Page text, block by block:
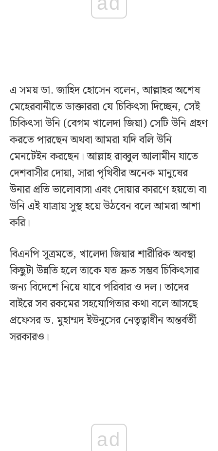
এ সময় ডা. জাহিদ হোসেন বলেন, আল্লাহর অশেষ
মেহেরবানীতে ডাক্তাররা যে চিকিৎসা দিচ্ছেন, সেই
চিকিৎসা উনি (বেগম খালেদা জিয়া) সেটি উনি গ্রহণ
করতে পারছেন অথবা আমরা যদি বলি উনি
মেনটেইন করছেন। আল্লাহ রাব্বুল আলামীন যাতে
দেশবাসীর দোয়া, সারা পৃথিবীর অনেক মানুষের
উনার প্রতি ভালোবাসা এবং দোয়ার কারণে হয়তো বা
উনি এই যাত্রায় সুস্থ হয়ে উঠবেন বলে আমরা আশা
করি।
বিএনপি সূত্রমতে, খালেদা জিয়ার শারীরিক অবস্থা
কিছুটা উন্নতি হলে তাকে যত দ্রুত সম্ভব চিকিৎসার
জন্য বিদেশে নিয়ে যাবে পরিবার ও দল। তাদের
বাইরে সব রকমের সহযোগিতার কথা বলে আসছে
প্রফেসর ড. মুহাম্মদ ইউনূসের নেতৃত্বাধীন অন্তর্বর্তী
সরকারও।
ad